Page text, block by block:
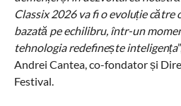
Classix 2026 va fi o evoluție
bazată pe echilibru, într-un
tehnologia redefinește inteligența
Andrei Cantea, co-fondator și
Festival.